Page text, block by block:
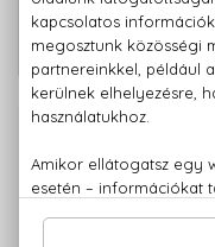
Kérdésed van,
779 1926